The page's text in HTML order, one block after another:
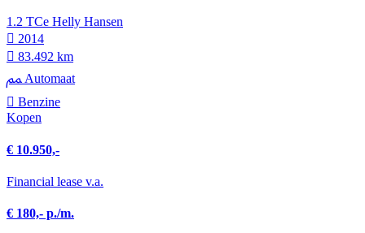
1.2 TCe Helly Hansen
2014
83.492 km
Automaat
Benzine
Kopen
€ 10.950,-
Financial lease v.a.
€ 180,- p./m.